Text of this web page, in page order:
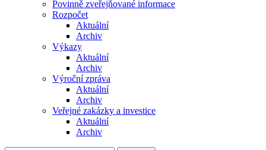
Povinně zveřejňované informace
Rozpočet
Aktuální
Archiv
Výkazy
Aktuální
Archiv
Výroční zpráva
Aktuální
Archiv
Veřejné zakázky a investice
Aktuální
Archiv